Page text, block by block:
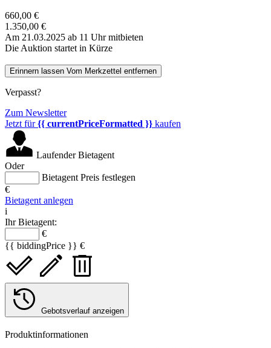
660,00 €
1.350,00 €
Am 21.03.2025 ab 11 Uhr mitbieten
Die Auktion startet in Kürze
Erinnern lassen Vom Merkzettel entfernen
Verpasst?
Zum Newsletter
Jetzt für{{ currentPriceFormatted }} kaufen
Laufender Bietagent
Oder
Bietagent Preis festlegen
€
Bietagent anlegen
i
Ihr Bietagent:
€
{{ biddingPrice }} €
Gebotsverlauf anzeigen
Produktinformationen